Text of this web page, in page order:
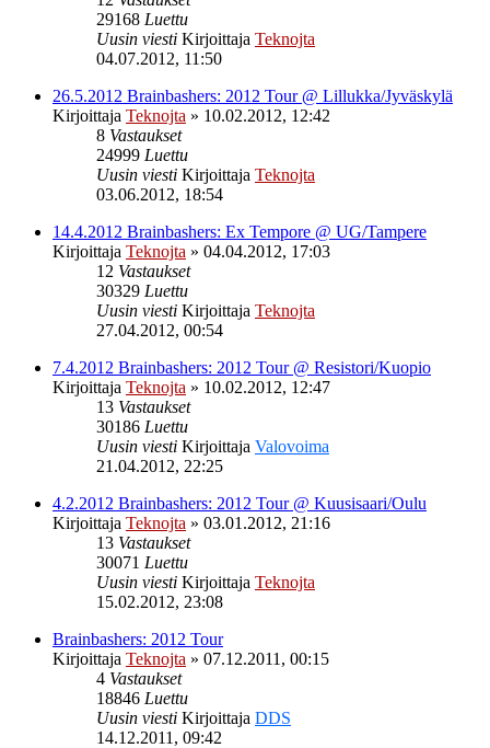
29168 Luettu
Uusin viesti Kirjoittaja Teknojta
04.07.2012, 11:50
26.5.2012 Brainbashers: 2012 Tour @ Lillukka/Jyväskylä
Kirjoittaja Teknojta » 10.02.2012, 12:42
8 Vastaukset
24999 Luettu
Uusin viesti Kirjoittaja Teknojta
03.06.2012, 18:54
14.4.2012 Brainbashers: Ex Tempore @ UG/Tampere
Kirjoittaja Teknojta » 04.04.2012, 17:03
12 Vastaukset
30329 Luettu
Uusin viesti Kirjoittaja Teknojta
27.04.2012, 00:54
7.4.2012 Brainbashers: 2012 Tour @ Resistori/Kuopio
Kirjoittaja Teknojta » 10.02.2012, 12:47
13 Vastaukset
30186 Luettu
Uusin viesti Kirjoittaja Valovoima
21.04.2012, 22:25
4.2.2012 Brainbashers: 2012 Tour @ Kuusisaari/Oulu
Kirjoittaja Teknojta » 03.01.2012, 21:16
13 Vastaukset
30071 Luettu
Uusin viesti Kirjoittaja Teknojta
15.02.2012, 23:08
Brainbashers: 2012 Tour
Kirjoittaja Teknojta » 07.12.2011, 00:15
4 Vastaukset
18846 Luettu
Uusin viesti Kirjoittaja DDS
14.12.2011, 09:42